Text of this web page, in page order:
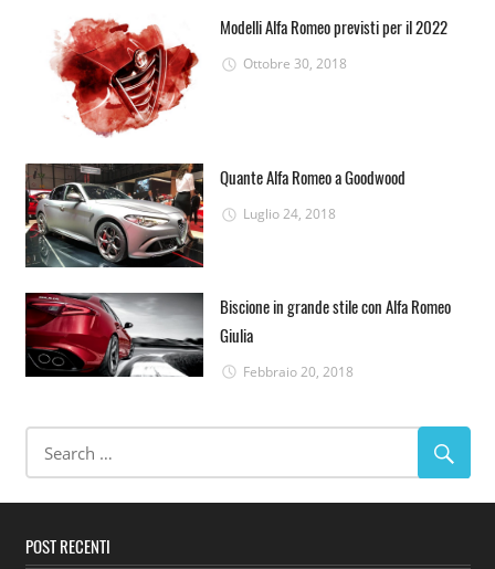
Modelli Alfa Romeo previsti per il 2022
Ottobre 30, 2018
Quante Alfa Romeo a Goodwood
Luglio 24, 2018
Biscione in grande stile con Alfa Romeo
Giulia
Febbraio 20, 2018
POST RECENTI